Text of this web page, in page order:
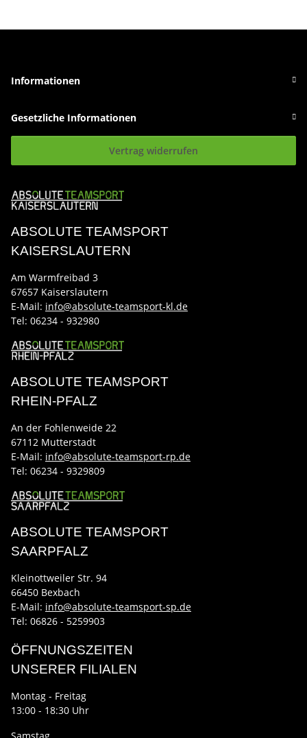
Informationen
Gesetzliche Informationen
Vertrag widerrufen
ABSOLUTE TEAMSPORT
KAISERSLAUTERN
Am Warmfreibad 3
67657 Kaiserslautern
E-Mail: info@absolute-teamsport-kl.de
Tel: 06234 - 932980
ABSOLUTE TEAMSPORT
RHEIN-PFALZ
An der Fohlenweide 22
67112 Mutterstadt
E-Mail: info@absolute-teamsport-rp.de
Tel: 06234 - 9329809
ABSOLUTE TEAMSPORT
SAARPFALZ
Kleinottweiler Str. 94
66450 Bexbach
E-Mail: info@absolute-teamsport-sp.de
Tel: 06826 - 5259903
ÖFFNUNGSZEITEN
UNSERER FILIALEN
Montag - Freitag
13:00 - 18:30 Uhr
Samstag